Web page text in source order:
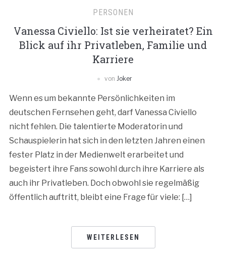
PERSONEN
Vanessa Civiello: Ist sie verheiratet? Ein
Blick auf ihr Privatleben, Familie und
Karriere
von Joker
Wenn es um bekannte Persönlichkeiten im
deutschen Fernsehen geht, darf Vanessa Civiello
nicht fehlen. Die talentierte Moderatorin und
Schauspielerin hat sich in den letzten Jahren einen
fester Platz in der Medienwelt erarbeitet und
begeistert ihre Fans sowohl durch ihre Karriere als
auch ihr Privatleben. Doch obwohl sie regelmäßig
öffentlich auftritt, bleibt eine Frage für viele: […]
WEITERLESEN